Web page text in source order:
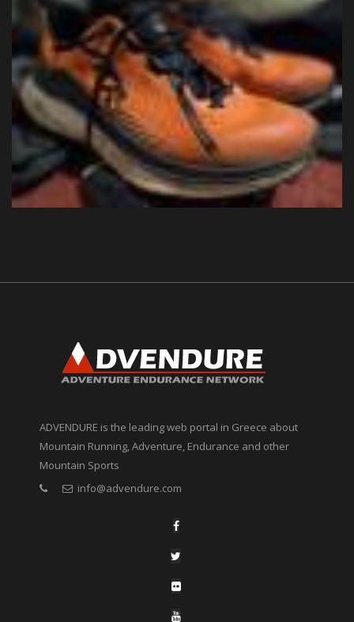
ADVENDURE is the leading web portal in Greece about
Mountain Running, Adventure, Endurance and other
Mountain Sports
info@advendure.com